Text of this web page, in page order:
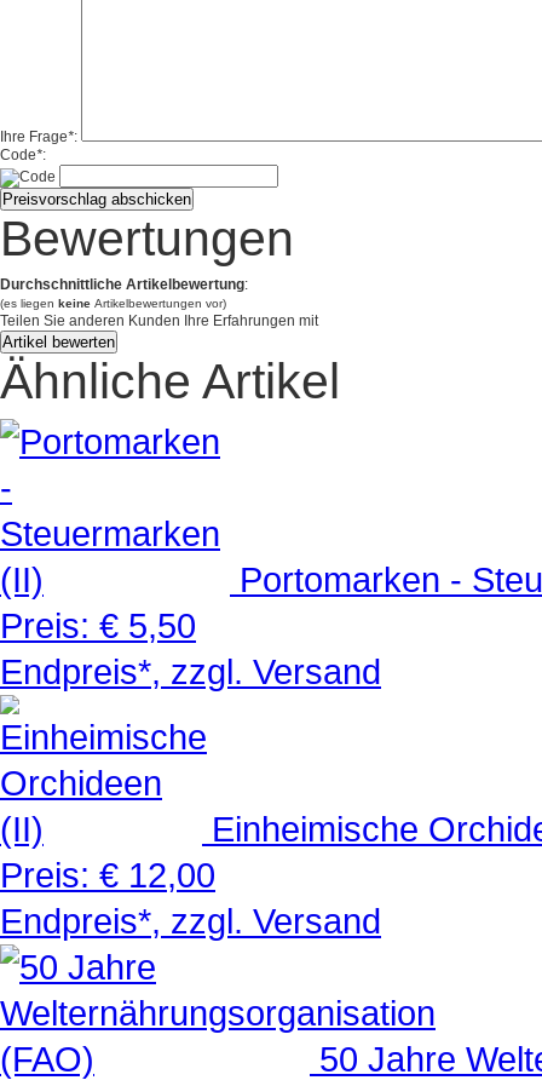
Ihre Frage*:
Code*:
Bewertungen
Durchschnittliche Artikelbewertung:
(es liegen keine Artikelbewertungen vor)
Teilen Sie anderen Kunden Ihre Erfahrungen mit
Ähnliche Artikel
Portomarken -
Preis: € 5,50
Endpreis*, zzgl. Versand
Einheimische
Preis: € 12,00
Endpreis*, zzgl. Versand
50 Jahre